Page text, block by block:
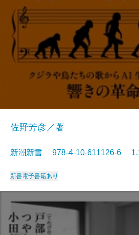
佐野芳彦／著
新潮新書 978-4-10-611126-6
新書電子書籍あり